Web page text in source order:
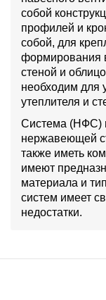
собой
профилей и
собой, для
формирования
стеной и
необходим для
утеплителя и
Система (НФС)
нержавеющей
также иметь
имеют
материала и
систем имеет
недостатки.